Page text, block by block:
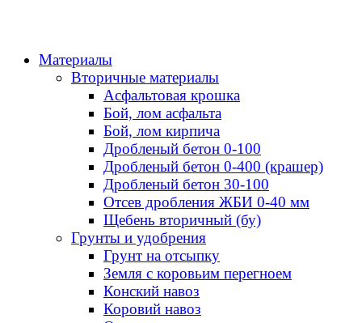
Материалы
Вторичные материалы
Асфальтовая крошка
Бой, лом асфальта
Бой, лом кирпича
Дробленый бетон 0-100
Дробленый бетон 0-400 (крашер)
Дробленый бетон 30-100
Отсев дробления ЖБИ 0-40 мм
Щебень вторичный (бу)
Грунты и удобрения
Грунт на отсыпку
Земля с коровьим перегноем
Конский навоз
Коровий навоз